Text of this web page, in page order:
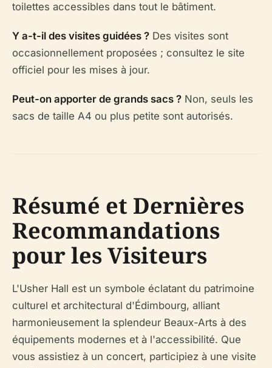
toilettes accessibles dans tout le bâtiment.
Y a-t-il des visites guidées ? Des visites sont
occasionnellement proposées ; consultez le site
officiel pour les mises à jour.
Peut-on apporter de grands sacs ? Non, seuls les
sacs de taille A4 ou plus petite sont autorisés.
Résumé et Dernières
Recommandations
pour les Visiteurs
L'Usher Hall est un symbole éclatant du patrimoine
culturel et architectural d'Édimbourg, alliant
harmonieusement la splendeur Beaux-Arts à des
équipements modernes et à l'accessibilité. Que
vous assistiez à un concert, participiez à une visite